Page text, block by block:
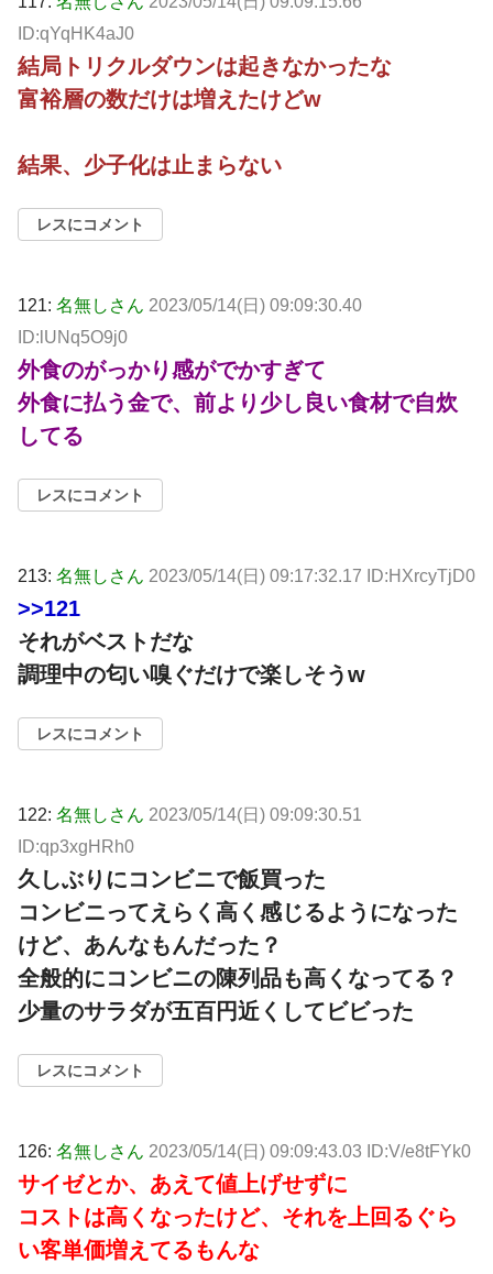
ID:qYqHK4aJ0
結局トリクルダウンは起きなかったな
富裕層の数だけは増えたけどw
結果、少子化は止まらない
レスにコメント
121: 名無しさん 2023/05/14(日) 09:09:30.40
ID:lUNq5O9j0
外食のがっかり感がでかすぎて
外食に払う金で、前より少し良い食材で自炊
してる
レスにコメント
213: 名無しさん 2023/05/14(日) 09:17:32.17 ID:HXrcyTjD0
>>121
それがベストだな
調理中の匂い嗅ぐだけで楽しそうw
レスにコメント
122: 名無しさん 2023/05/14(日) 09:09:30.51
ID:qp3xgHRh0
久しぶりにコンビニで飯買った
コンビニってえらく高く感じるようになった
けど、あんなもんだった？
全般的にコンビニの陳列品も高くなってる？
少量のサラダが五百円近くしてビビった
レスにコメント
126: 名無しさん 2023/05/14(日) 09:09:43.03 ID:V/e8tFYk0
サイゼとか、あえて値上げせずに
コストは高くなったけど、それを上回るぐら
い客単価増えてるもんな